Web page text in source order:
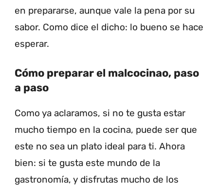
en prepararse, aunque vale la pena por su
sabor. Como dice el dicho: lo bueno se hace
esperar.
Cómo preparar el malcocinao, paso
a paso
Como ya aclaramos, si no te gusta estar
mucho tiempo en la cocina, puede ser que
este no sea un plato ideal para ti. Ahora
bien: si te gusta este mundo de la
gastronomía, y disfrutas mucho de los